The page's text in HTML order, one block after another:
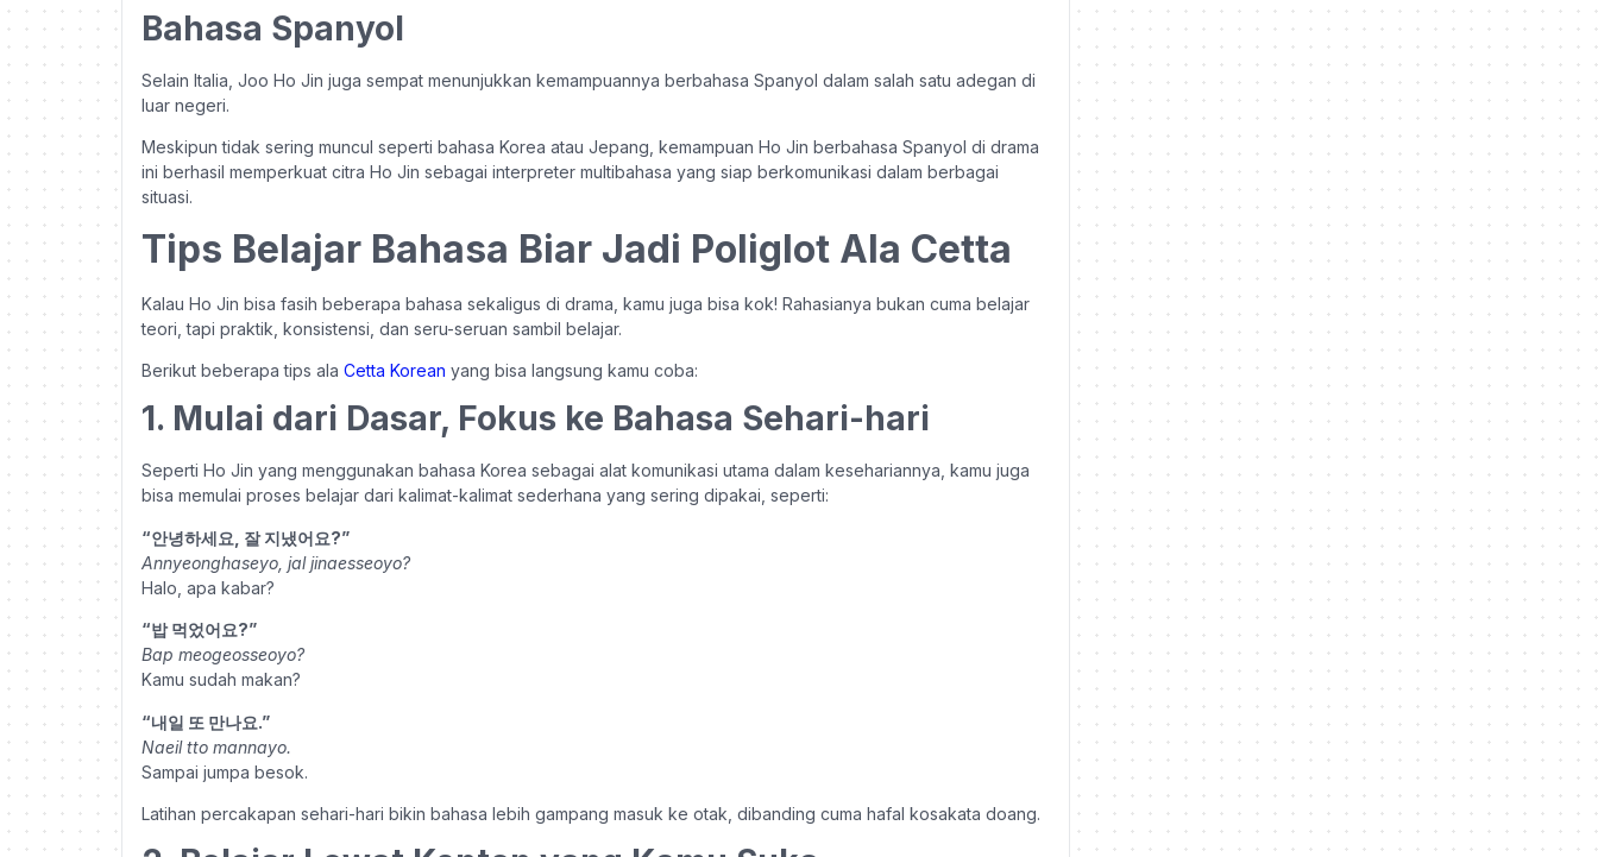
Bahasa Spanyol
Selain Italia, Joo Ho Jin juga sempat menunjukkan kemampuannya berbahasa Spanyol dalam salah satu adegan di
luar negeri.
Meskipun tidak sering muncul seperti bahasa Korea atau Jepang, kemampuan Ho Jin berbahasa Spanyol di drama
ini berhasil memperkuat citra Ho Jin sebagai interpreter multibahasa yang siap berkomunikasi dalam berbagai
situasi.
Tips Belajar Bahasa Biar Jadi Poliglot Ala Cetta
Kalau Ho Jin bisa fasih beberapa bahasa sekaligus di drama, kamu juga bisa kok! Rahasianya bukan cuma belajar
teori, tapi praktik, konsistensi, dan seru-seruan sambil belajar.
Berikut beberapa tips ala Cetta Korean yang bisa langsung kamu coba:
1. Mulai dari Dasar, Fokus ke Bahasa Sehari-hari
Seperti Ho Jin yang menggunakan bahasa Korea sebagai alat komunikasi utama dalam kesehariannya, kamu juga
bisa memulai proses belajar dari kalimat-kalimat sederhana yang sering dipakai, seperti:
“안녕하세요, 잘 지냈어요?”
Annyeonghaseyo, jal jinaesseoyo?
Halo, apa kabar?
“밥 먹었어요?”
Bap meogeosseoyo?
Kamu sudah makan?
“내일 또 만나요.”
Naeil tto mannayo.
Sampai jumpa besok.
Latihan percakapan sehari-hari bikin bahasa lebih gampang masuk ke otak, dibanding cuma hafal kosakata doang.